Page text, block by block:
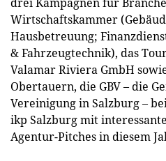
Wirtschaftskammer
Hausbetreuung;
& Fahrzeugtechnik), das
Valamar Riviera GmbH
Obertauern, die GBV – die
Vereinigung in Salzburg –
ikp Salzburg mit
Agentur-Pitches in diesem